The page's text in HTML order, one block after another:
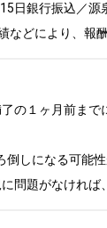
日銀行振込／
どにより、報
の１ヶ月前まで
しになる可能性
問題がなければ